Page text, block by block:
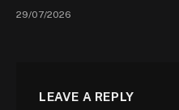
29/07/2026
LEAVE A REPLY